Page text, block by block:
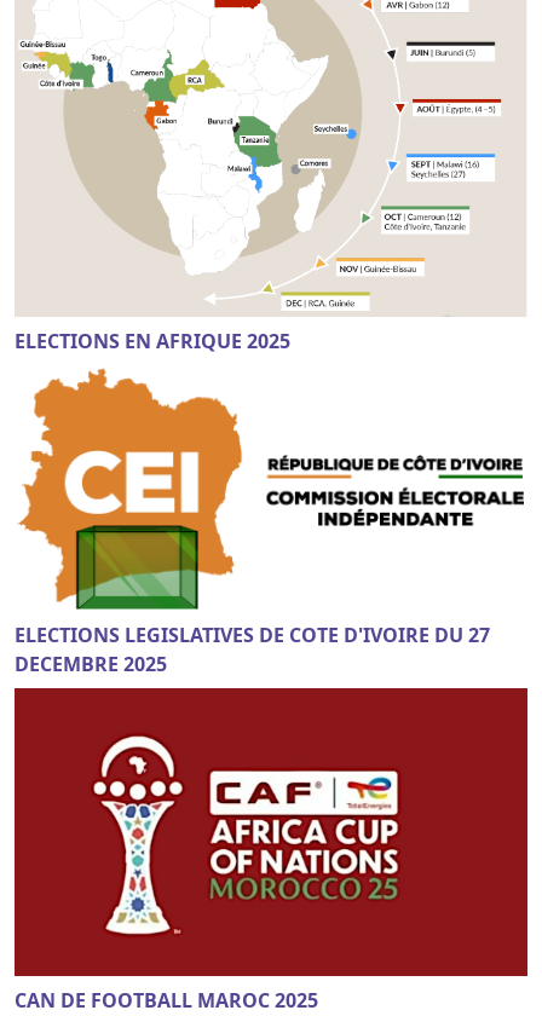
ELECTIONS EN AFRIQUE 2025
ELECTIONS LEGISLATIVES DE COTE D'IVOIRE DU 27
DECEMBRE 2025
CAN DE FOOTBALL MAROC 2025